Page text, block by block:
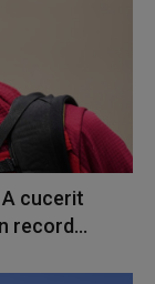
cucerit
record...